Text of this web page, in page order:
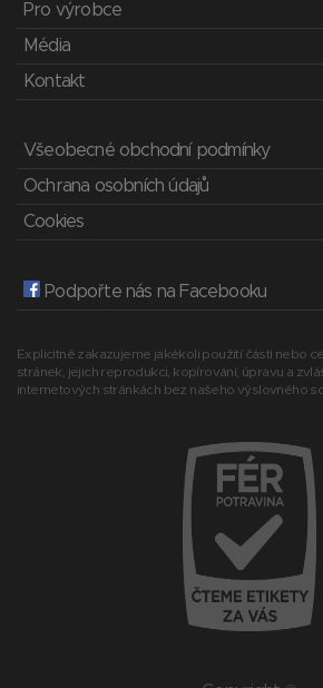
Pro výrobce
Média
Kontakt
Všeobecné obchodní podmínky
Ochrana osobních údajů
Cookies
Podpořte nás na Facebooku
Explicitně zakazujeme jakékoli použití části nebo
stránek, jejich reprodukci, kopírování, úpravu a
internetových stránkách bez našeho výslovného